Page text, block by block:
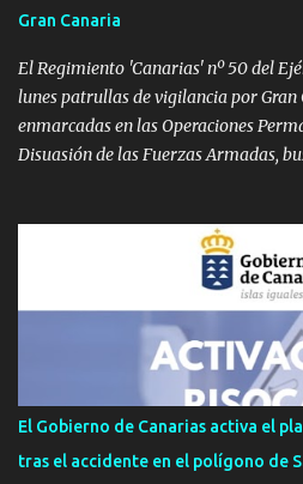
Viento moderado con rachas de 70
aviso naranja. Temperaturas de 37 ºC
Gran Canaria
El Regimiento 'Canarias' nº 50 del
lunes patrullas de vigilancia por Gran
enmarcadas en las Operaciones
Disuasión de las Fuerzas Armadas,
Infantería 'Canarias' nº 50 ,
XVI (BRICAN XVI), han comenzado
despliegue operativo en la isla de
vigilancia se llevarán a cabo
en vehículos. Según ha informado el
comunicado oficial, estas maniobras
reforzar la vigilancia territorial,
garantizar la seguridad en los
nacional dentro de la isla.
El Gobierno de Canarias activa el
tras el accidente en el polígono de